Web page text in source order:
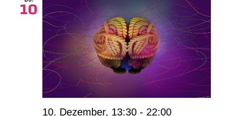
10
10. Dezember, 13:30 - 22:00